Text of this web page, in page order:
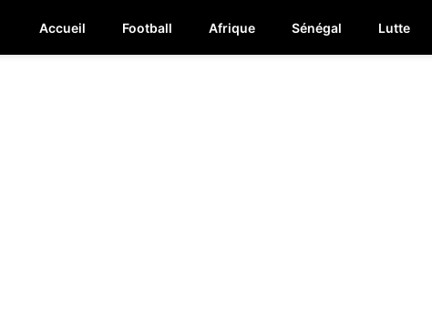
Accueil Football Afrique Sénégal Lutte